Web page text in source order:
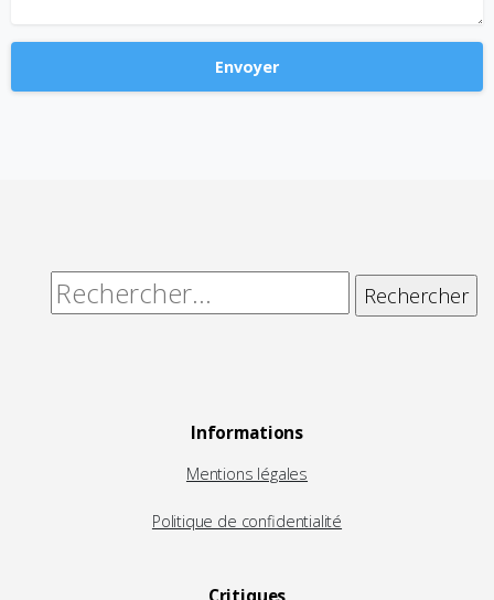
Rechercher :
Informations
Mentions légales
Politique de confidentialité